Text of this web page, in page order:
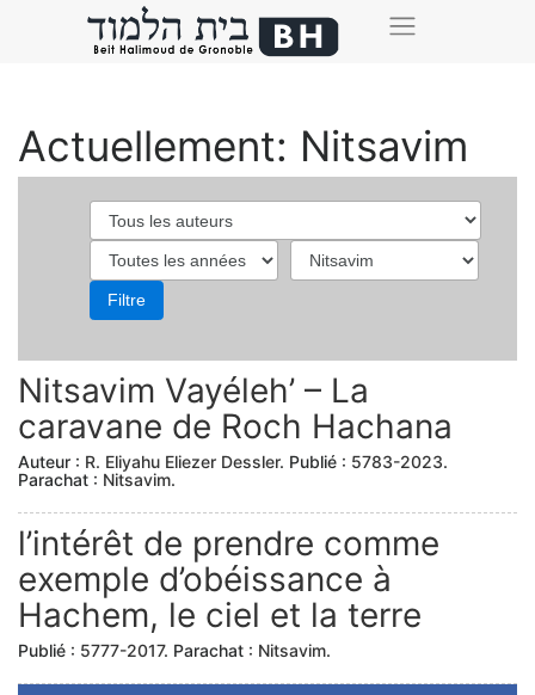
Actuellement: Nitsavim
Nitsavim Vayéleh’ – La
caravane de Roch Hachana
Auteur : R. Eliyahu Eliezer Dessler. Publié : 5783-2023.
Parachat : Nitsavim.
l’intérêt de prendre comme
exemple d’obéissance à
Hachem, le ciel et la terre
Publié : 5777-2017. Parachat : Nitsavim.